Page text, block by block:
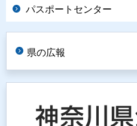
パスポートセンター
県の広報